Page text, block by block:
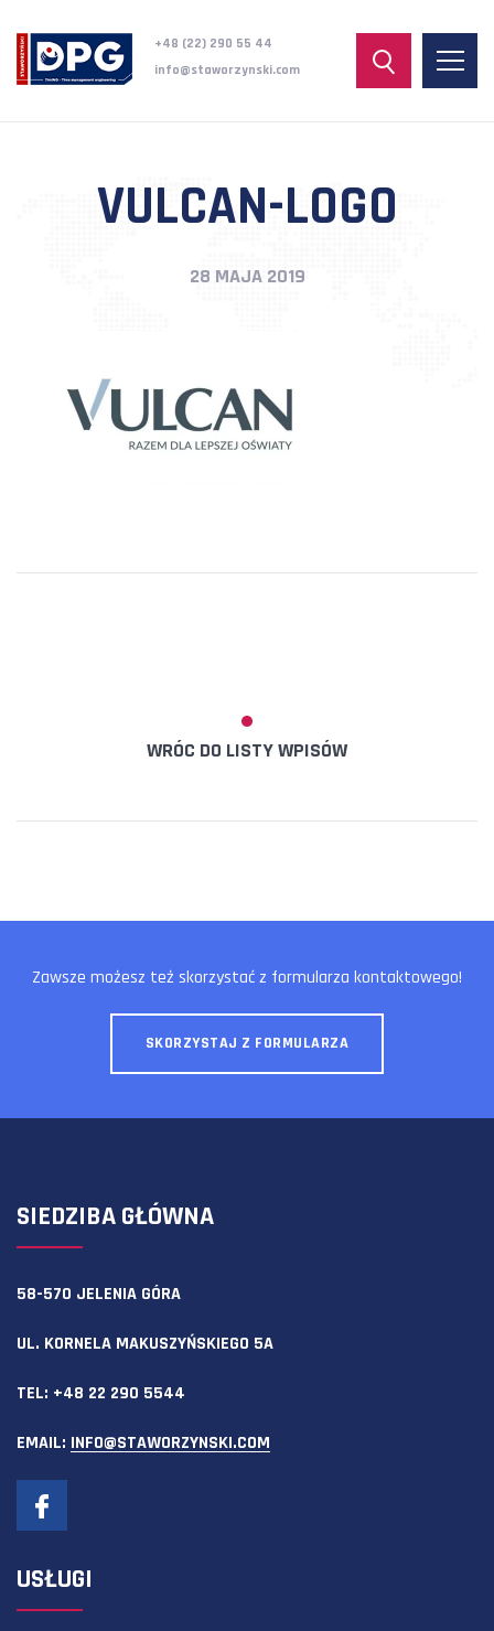
+48 (22) 290 55 44
info@staworzynski.com
VULCAN-LOGO
28 MAJA 2019
WRÓC DO LISTY WPISÓW
Zawsze możesz też skorzystać z formularza kontaktowego!
SKORZYSTAJ Z FORMULARZA
SIEDZIBA GŁÓWNA
58-570 JELENIA GÓRA
UL. KORNELA MAKUSZYŃSKIEGO 5A
TEL: +48 22 290 5544
EMAIL: INFO@STAWORZYNSKI.COM
USŁUGI